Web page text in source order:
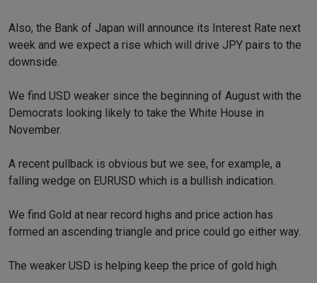
Also, the Bank of Japan will announce its Interest Rate next
week and we expect a rise which will drive JPY pairs to the
downside.
We find USD weaker since the beginning of August with the
Democrats looking likely to take the White House in
November.
A recent pullback is obvious but we see, for example, a
falling wedge on EURUSD which is a bullish indication.
We find Gold at near record highs and price action has
formed an ascending triangle and price could go either way.
The weaker USD is helping keep the price of gold high.